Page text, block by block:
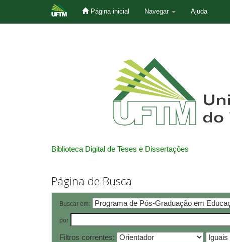
Página inicial Navegar Ajuda
Biblioteca Digital de Teses e Dissertações
Página de Busca
Buscar em:
por
Filtros correntes: